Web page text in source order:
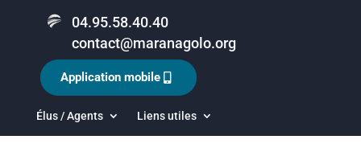
04.95.58.40.40
contact@maranagolo.org
Élus / Agents Liens utiles
Application mobile